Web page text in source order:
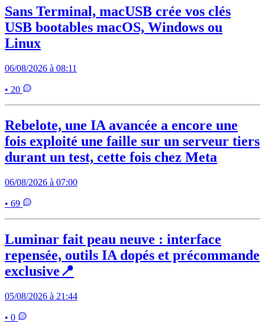
Sans Terminal, macUSB crée vos clés
USB bootables macOS, Windows ou
Linux
06/08/2026 à 08:11
• 20
Rebelote, une IA avancée a encore une
fois exploité une faille sur un serveur tiers
durant un test, cette fois chez Meta
06/08/2026 à 07:00
• 69
Luminar fait peau neuve : interface
repensée, outils IA dopés et précommande
exclusive📍
05/08/2026 à 21:44
• 0